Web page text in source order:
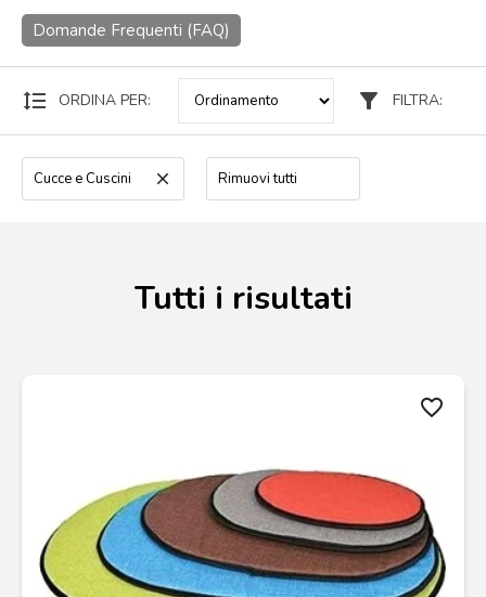
Domande Frequenti (FAQ)
format_line_spacing ORDINA PER: filter_alt FILTRA:
Cucce e Cuscini clear Rimuovi tutti
Tutti i risultati
favorite_border